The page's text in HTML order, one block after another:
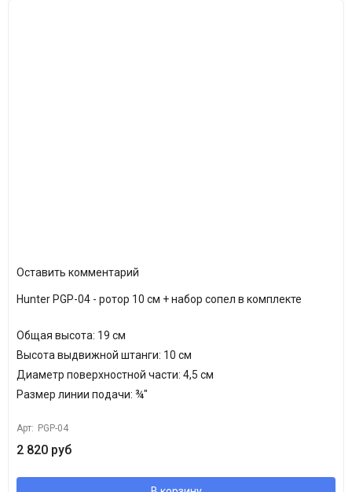
Оставить комментарий
Hunter PGP-04 - ротор 10 см + набор сопел в комплекте
Общая высота: 19 см
Высота выдвижной штанги: 10 см
Диаметр поверхностной части: 4,5 см
Размер линии подачи: ¾"
Арт: PGP-04
2 820 руб